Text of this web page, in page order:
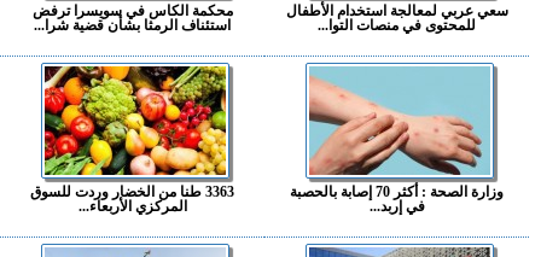
سعي عربي لمعالجة استخدام الأطفال
للمحتوى في منصات التوا...
محكمة الكاس في سويسرا ترفض
استئناف الرمثا بشأن قضية شرا...
وزارة الصحة : أكثر 70 إصابة بالحصبة
في إربد...
3363 طنا من الخضار وردت للسوق
المركزي الأربعاء...